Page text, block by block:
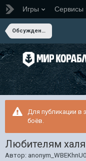
Игры Сервисы
Обсуждение Мира Кораблей
Для публикации в
боёв.
Любителям
Автор: